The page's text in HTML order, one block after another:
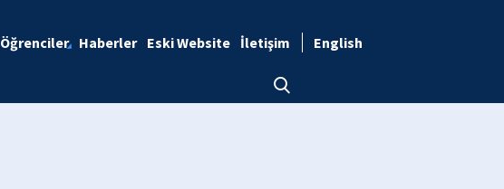
Öğrenciler Haberler Eski Website İletişim English